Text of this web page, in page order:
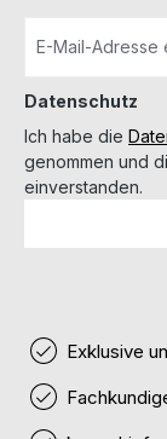
Datenschutz
Ich habe die
genommen und
einverstanden.
Exklusive